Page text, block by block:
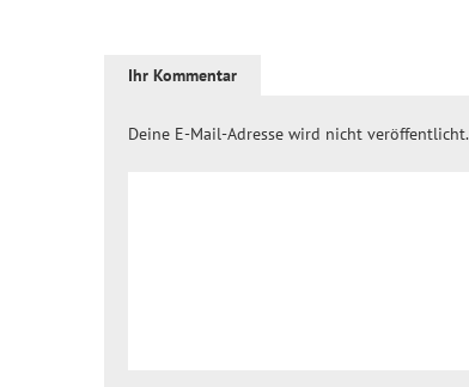
Ihr Kommentar
Deine E-Mail-Adresse wird nicht veröffentlicht.